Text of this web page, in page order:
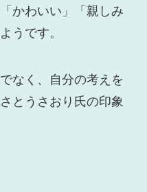
かわいい」「親しみ
うです。
なく、自分の考えを
とうさおり氏の印象